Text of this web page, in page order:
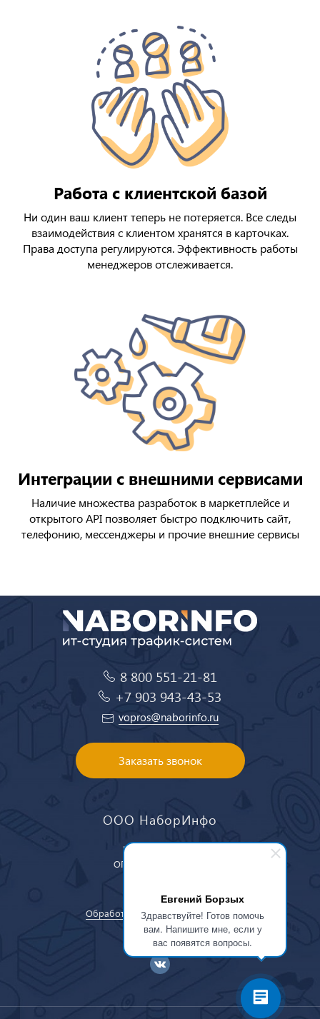
Евгений Борзых
Здравствуйте! Готов помочь
вам. Напишите мне, если у
вас появятся вопросы.
Работа с клиентской базой
Ни один ваш клиент теперь не потеряется. Все следы
взаимодействия с клиентом хранятся в карточках.
Права доступа регулируются. Эффективность работы
менеджеров отслеживается.
Интеграции с внешними сервисами
Наличие множества разработок в маркетплейсе и
открытого API позволяет быстро подключить сайт,
телефонию, мессенджеры и прочие внешние сервисы
8 800 551-21-81
+7 903 943-43-53
vopros@naborinfo.ru
Заказать звонок
ООО НаборИнфо
ИНН: 4223062382
ОГРН: 1144223000030
Обработка персональных данных